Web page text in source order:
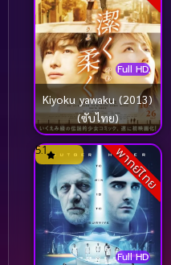
Full HD
Kiyoku yawaku (2013)
(ซับไทย)
พากย์ไทย
Full HD
5.1